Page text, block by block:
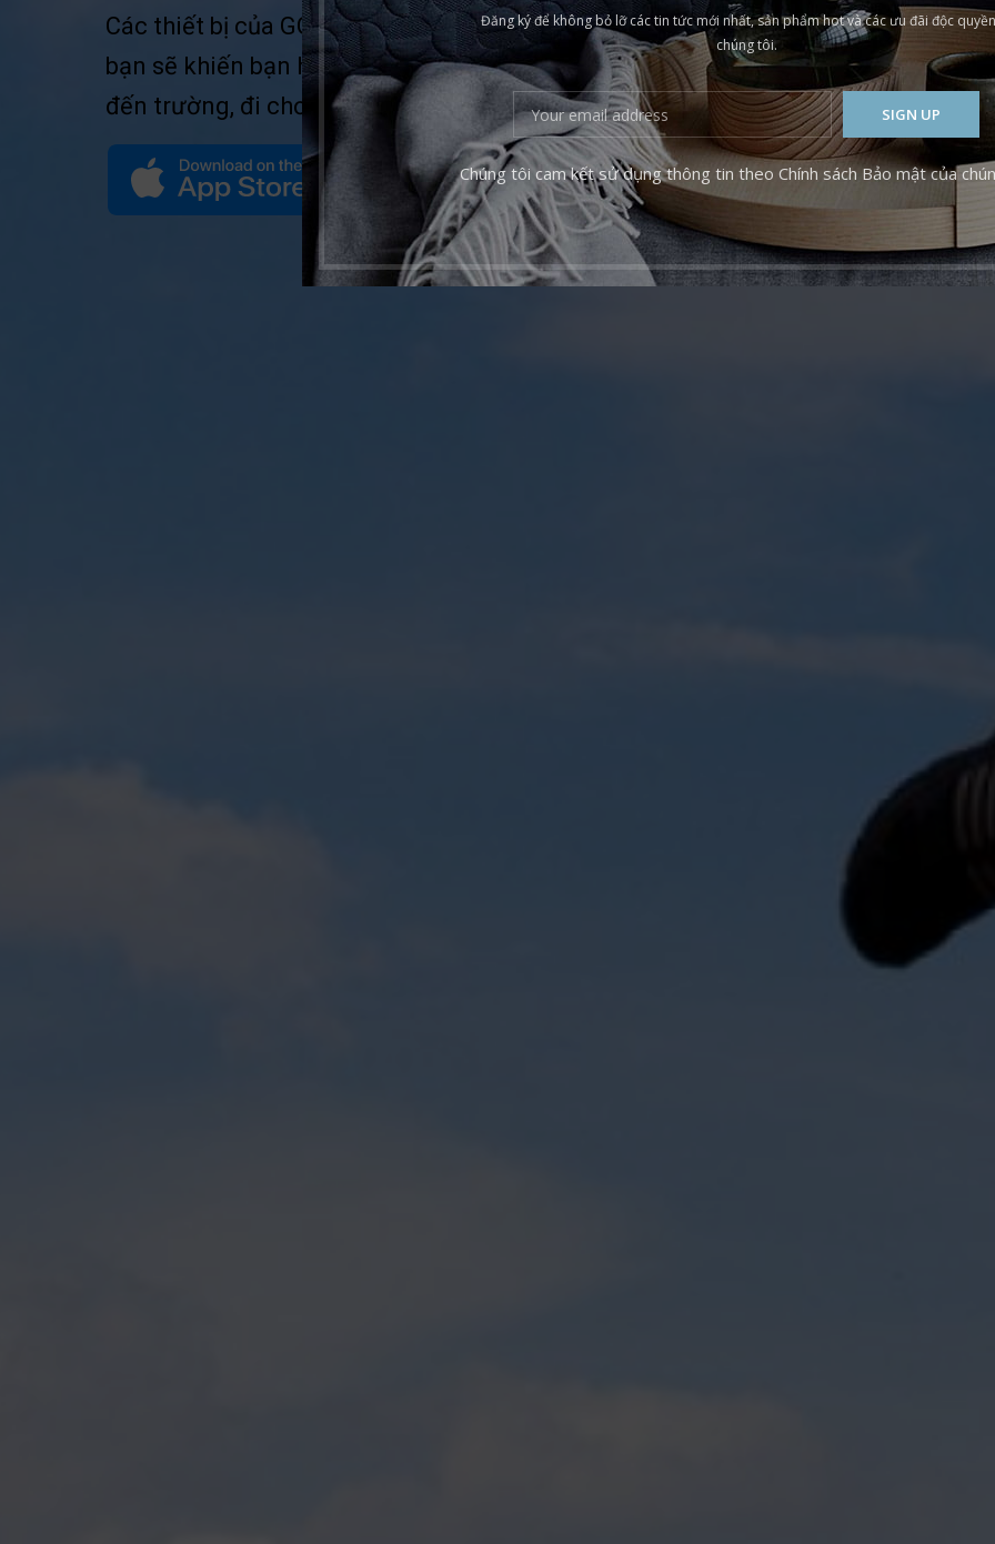
Đăng ký để không bỏ lỡ các tin tức mới nhất, sản phẩm hot và các ưu đãi độc
chúng tôi.
Chúng tôi cam kết sử dụng thông tin theo Chính sách Bảo mật của
Các thiết bị của GGI có khả năng bảo vệ con yêu của
bạn sẽ khiến bạn hoàn toàn an tâm hơn khi cho con
đến trường, đi chơi… hoặc giao cho người giúp việc.